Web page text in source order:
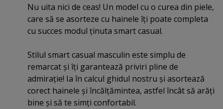
Nu uita nici de ceas! Un model cu o curea din piele,
care să se asorteze cu hainele îţi poate completa
cu succes modul ţinuta smart casual.
Stilul smart casual masculin este simplu de
remarcat şi îţi garantează priviri pline de
admiraţie! Ia în calcul ghidul nostru şi asortează
corect hainele şi încălţămintea, astfel încât să arăţi
bine şi să te simţi confortabil.